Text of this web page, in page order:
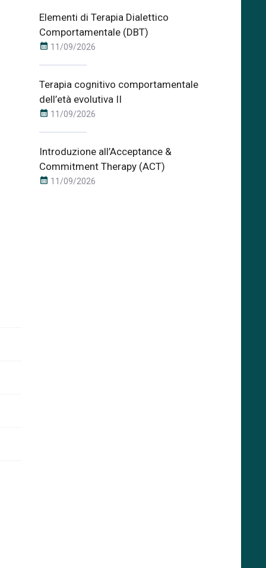
Elementi di Terapia Dialettico
Comportamentale (DBT)
calendar_month 11/09/2026
Terapia cognitivo comportamentale
dell’età evolutiva II
calendar_month 11/09/2026
Introduzione all’Acceptance &
Commitment Therapy (ACT)
calendar_month 11/09/2026